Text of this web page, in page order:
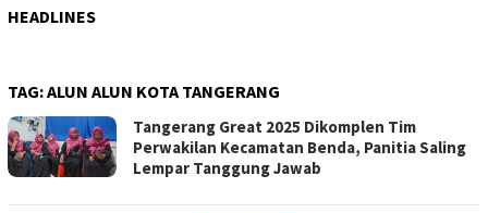
HEADLINES
TAG:ALUN ALUN KOTA TANGERANG
Tangerang Great 2025 Dikomplen Tim
Perwakilan Kecamatan Benda, Panitia Saling
Lempar Tanggung Jawab